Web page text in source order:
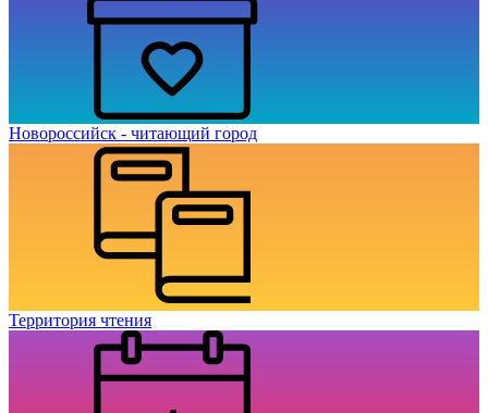
Новороссийск - читающий город
Территория чтения